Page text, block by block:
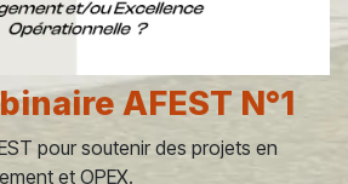
AFEST N°1
pour soutenir des projets en
et OPEX.